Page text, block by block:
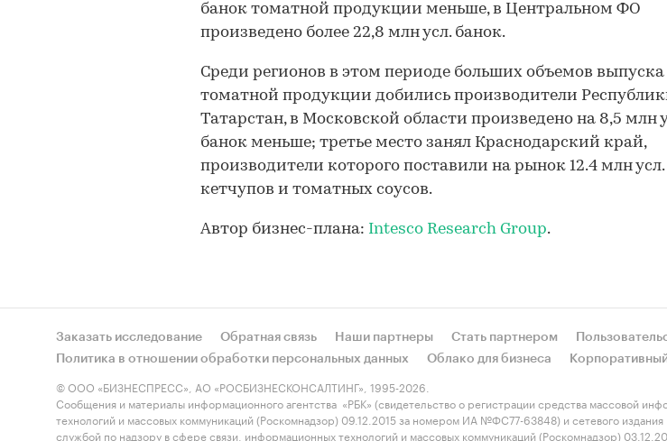
банок томатной продукции меньше, в Центральном ФО
произведено более 22,8 млн усл. банок.
Среди регионов в этом периоде больших объемов выпуска
томатной продукции добились производители
Татарстан, в Московской области произведено на 8,5 млн
банок меньше; третье место занял Краснодарский край,
производители которого поставили на рынок 12.4 млн
кетчупов и томатных соусов.
Автор бизнес-плана: Intesco Research Group.
Заказать исследование Обратная связь Наши партнеры Стать партнером
Политика в отношении обработки персональных данных
Облако для бизнеса
© ООО «БИЗНЕСПРЕСС», АО «РОСБИЗНЕСКОНСАЛТИНГ», 1995-2026.
Сообщения и материалы информационного агентства «РБК» (свидетельство о регистрации средства массовой
технологий и массовых коммуникаций (Роскомнадзор) 09.12.2015 за номером ИА №ФС77-63848) и сетевого
службой по надзору в сфере связи, информационных технологий и массовых коммуникаций (Роскомнадзор)